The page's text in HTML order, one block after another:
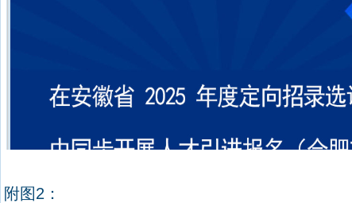
附图2 ：